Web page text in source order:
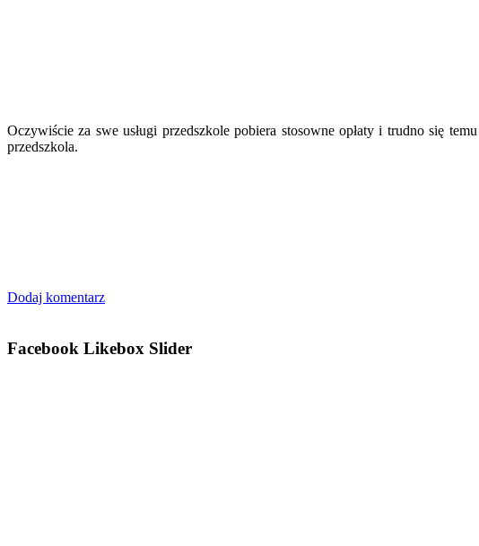
Oczywiście za swe usługi przedszkole pobiera stosowne opłaty i trudno się
przedszkola.
Dodaj komentarz
Facebook Likebox Slider